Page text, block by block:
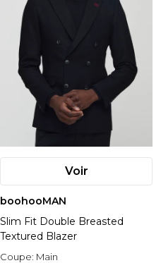
Voir
boohooMAN
Slim Fit Double Breasted
Textured Blazer
Coupe: Main